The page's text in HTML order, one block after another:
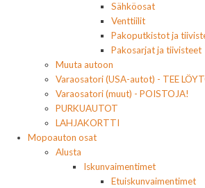
Sähköosat
Venttiilit
Pakoputkistot ja
Pakosarjat ja tiivisteet
Muuta autoon
Varaosatori (USA-autot) - TEE
Varaosatori (muut) - POISTOJA!
PURKUAUTOT
LAHJAKORTTI
Mopoauton osat
Alusta
Iskunvaimentimet
Etuiskunvaimentimet